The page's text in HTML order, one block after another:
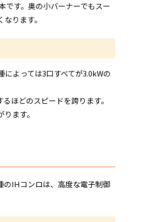
です。奥の小バーナーでもスー
ります。
よっては3口すべてが3.0kWの
ほどのスピードを誇ります。
ます。
のIHコンロは、高度な電子制御